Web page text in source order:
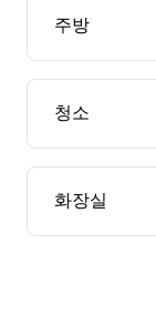
주방
청소
화장실